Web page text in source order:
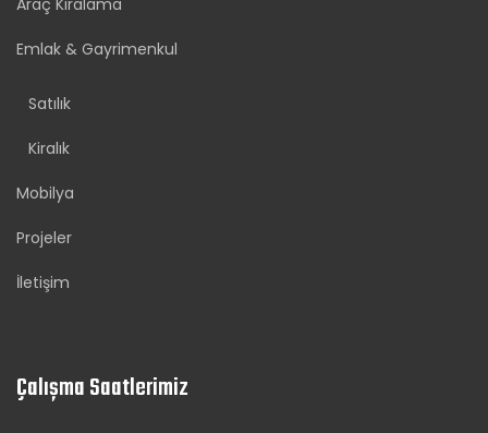
Emlak & Gayrimenkul
Satılık
Kiralık
Mobilya
Projeler
İletişim
Çalışma Saatlerimiz